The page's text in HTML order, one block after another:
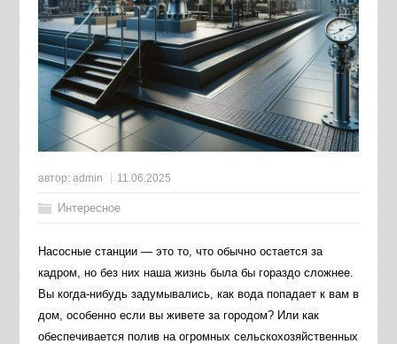
автор: admin 11.06.2025
Интересное
Насосные станции — это то, что обычно остается за
кадром, но без них наша жизнь была бы гораздо сложнее.
Вы когда-нибудь задумывались, как вода попадает к вам в
дом, особенно если вы живете за городом? Или как
обеспечивается полив на огромных сельскохозяйственных